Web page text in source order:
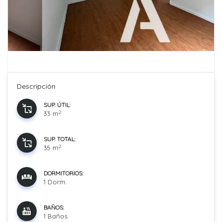
Descripción
SUP. ÚTIL:
33 m2
SUP. TOTAL:
35 m2
DORMITORIOS:
1 Dorm.
BAÑOS:
1 Baños